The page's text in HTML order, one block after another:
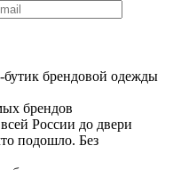
брендовой одежды
брендов
России до двери
подошло. Без